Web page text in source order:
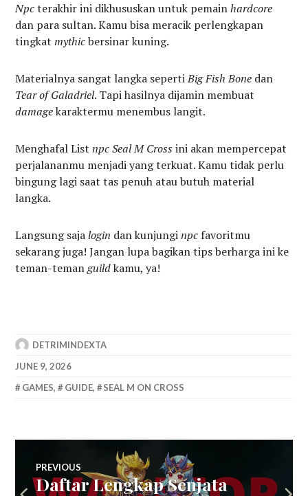
Npcterakhir ini dikhususkan untuk pemainhardcore
dan para sultan. Kamu bisa meracik perlengkapan
tingkatmythicbersinar kuning.
Materialnya sangat langka sepertiBig Fish Bone dan
Tear of Galadriel. Tapi hasilnya dijamin membuat
damagekaraktermu menembus langit.
Menghafal Listnpc Seal M Cross ini akan mempercepat
perjalananmu menjadi yang terkuat. Kamu tidak perlu
bingung lagi saat tas penuh atau butuh material
langka.
Langsung sajalogin dan kunjunginpc favoritmu
sekarang juga! Jangan lupa bagikan tips berharga ini ke
teman-temanguildkamu, ya!
DETRIMINDEXTA
JUNE 9, 2026
GAMES, GUIDE, SEAL M ON CROSS
Post
PREVIOUS
Previous
Daftar Lengkap Senjata